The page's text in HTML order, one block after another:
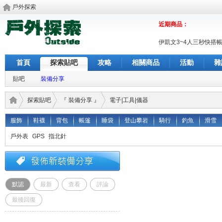
戶外探索
近期商品：
伊凱文3~4人三秒快搭
首頁 探索貼吧 攻略 相關商品 活動
貼吧 裝備分享
探索貼吧 『 裝備分享 』 電子|工具|儀器
服飾 鞋襪 背包 帳篷 睡袋 登山攀岩 騎行 釣魚 滑雪
戶外表 GPS 指北針
默認 最新 查看 評論
最後回復